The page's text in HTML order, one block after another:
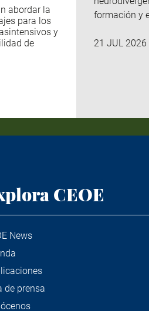
abordar la
para los
y
de
formación y
21 JUL 2026
CEOE
News
de prensa